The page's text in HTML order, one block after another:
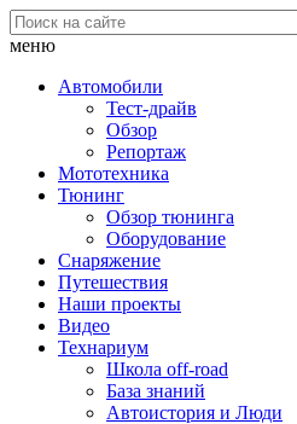
меню
Автомобили
Тест-драйв
Обзор
Репортаж
Мототехника
Тюнинг
Обзор тюнинга
Оборудование
Снаряжение
Путешествия
Наши проекты
Видео
Технариум
Школа off-road
База знаний
Автоистория и Люди